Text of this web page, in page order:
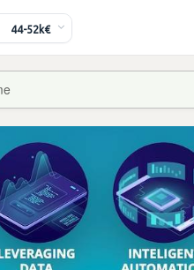
44-52k€